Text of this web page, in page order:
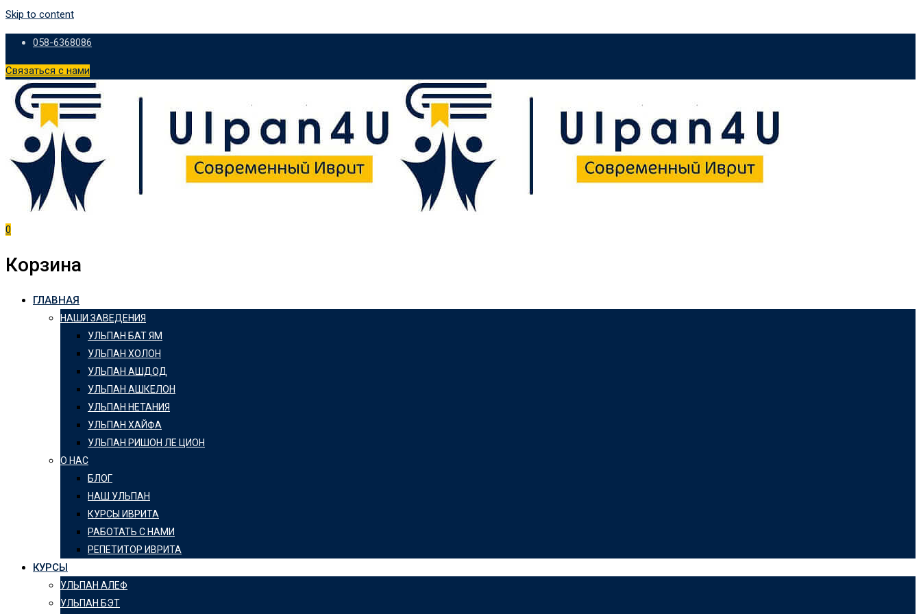
Skip to content
058-6368086
Связаться с нами
0
Корзина
ГЛАВНАЯ
НАШИ ЗАВЕДЕНИЯ
УЛЬПАН БАТ ЯМ
УЛЬПАН ХОЛОН
УЛЬПАН АШДОД
УЛЬПАН АШКЕЛОН
УЛЬПАН НЕТАНИЯ
УЛЬПАН ХАЙФА
УЛЬПАН РИШОН ЛЕ ЦИОН
О НАС
БЛОГ
НАШ УЛЬПАН
КУРСЫ ИВРИТА
РАБОТАТЬ С НАМИ
РЕПЕТИТОР ИВРИТА
КУРСЫ
УЛЬПАН АЛЕФ
УЛЬПАН БЭТ